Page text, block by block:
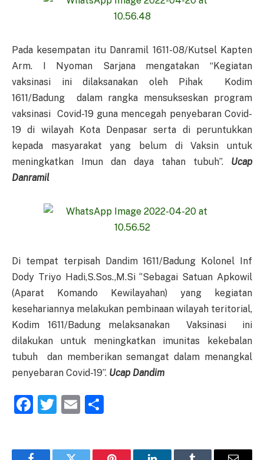
Pada kesempatan itu Danramil 1611-08/Kutsel Kapten
Arm. I Nyoman Sarjana mengatakan “Kegiatan
vaksinasi ini dilaksanakan oleh Pihak Kodim
1611/Badung dalam rangka mensukseskan program
vaksinasi Covid-19 guna mencegah penyebaran Covid-
19 di wilayah Kota Denpasar serta di peruntukkan
kepada masyarakat yang belum di Vaksin untuk
meningkatkan Imun dan daya tahan tubuh’’. Ucap
Danramil
Di tempat terpisah Dandim 1611/Badung Kolonel Inf
Dody Triyo Hadi,S.Sos.,M.Si ‘’Sebagai Satuan Apkowil
(Aparat Komando Kewilayahan) yang kegiatan
kesehariannya melakukan pembinaan wilayah teritorial,
Kodim 1611/Badung melaksanakan Vaksinasi ini
dilakukan untuk meningkatkan imunitas kekebalan
tubuh dan memberikan semangat dalam menangkal
penyebaran Covid-19’’. Ucap Dandim
Facebook
Twitter
Email